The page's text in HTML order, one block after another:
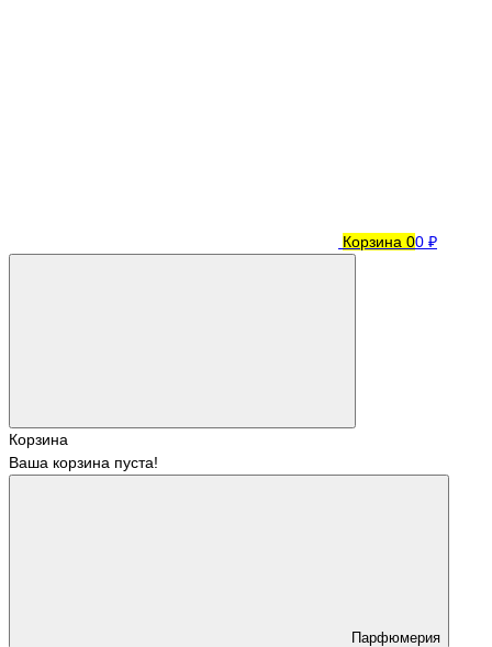
Корзина 00 ₽
Корзина
Ваша корзина пуста!
Парфюмерия